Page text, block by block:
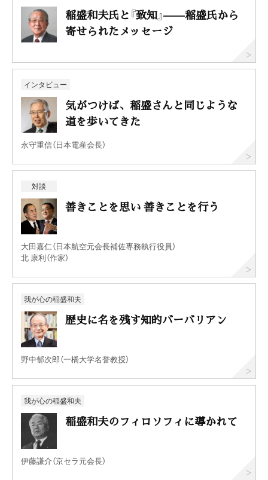
稲盛和夫氏と『致知』——稲盛氏から
寄せられたメッセージ
インタビュー
気がつけば、稲盛さんと同じような
道を歩いてきた
永守重信（日本電産会長）
対談
善きことを思い 善きことを行う
大田嘉仁（日本航空元会長補佐専務執行役員）
北 康利（作家）
我が心の稲盛和夫
歴史に名を残す知的バーバリアン
野中郁次郎（一橋大学名誉教授）
我が心の稲盛和夫
稲盛和夫のフィロソフィに導かれて
伊藤謙介（京セラ元会長）